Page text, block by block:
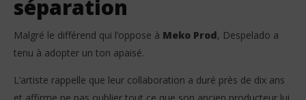
séparation
Malgré le différend qui l’oppose à Meko Prod, Despelado a
tenu à adopter un ton apaisé.
L’artiste rappelle que leur collaboration a duré près de dix ans